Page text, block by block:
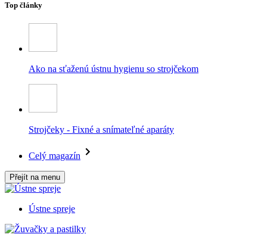
Top články
Ako na sťaženú ústnu hygienu so strojčekom
Strojčeky - Fixné a snímateľné aparáty
Celý magazín
Přejít na menu
Ústne spreje